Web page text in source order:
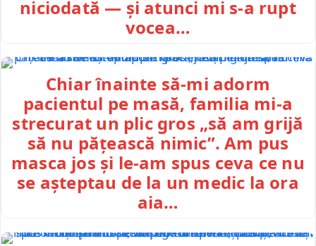
niciodată — și atunci mi s-a rupt
vocea…
Chiar înainte să-mi adorm
pacientul pe masă, familia mi-a
strecurat un plic gros „să am grijă
să nu pățească nimic”. Am pus
masca jos și le-am spus ceva ce nu
se așteptau de la un medic la ora
aia…